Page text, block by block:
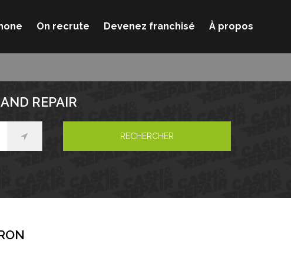
On recrute Devenez franchisé À propos
REPAIR
RECHERCHER